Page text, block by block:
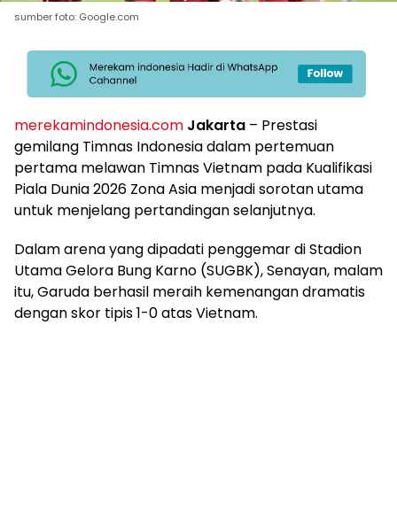
sumber foto: Google.com
merekamindonesia.com Jakarta – Prestasi
gemilang Timnas Indonesia dalam pertemuan
pertama melawan Timnas Vietnam pada Kualifikasi
Piala Dunia 2026 Zona Asia menjadi sorotan utama
untuk menjelang pertandingan selanjutnya.
Dalam arena yang dipadati penggemar di Stadion
Utama Gelora Bung Karno (SUGBK), Senayan, malam
itu, Garuda berhasil meraih kemenangan dramatis
dengan skor tipis 1-0 atas Vietnam.